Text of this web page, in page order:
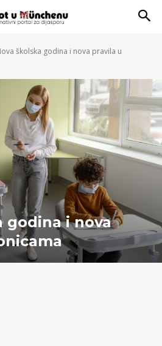
školska godina i nova pravila u
godina i nova